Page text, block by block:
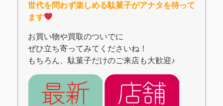
世代を問わず楽しめる駄菓子がアナタを待って
ます
お買い物や買取のついでに
ぜひ立ち寄ってみてくださいね！
もちろん、駄菓子だけのご来店も大歓迎♪